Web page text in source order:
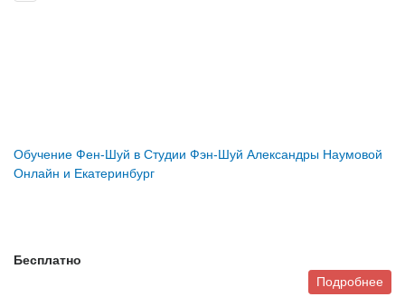
Обучение Фен-Шуй в Студии Фэн-Шуй Александры Наумовой
Онлайн и Екатеринбург
Бесплатно
Подробнее